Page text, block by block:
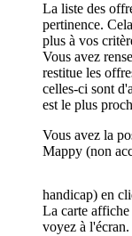
La liste des
pertinence.
plus à vos
Vous avez
restitue les
celles-ci sont
est le plus
Vous avez la
Mappy (non
handicap) en
La carte
voyez à